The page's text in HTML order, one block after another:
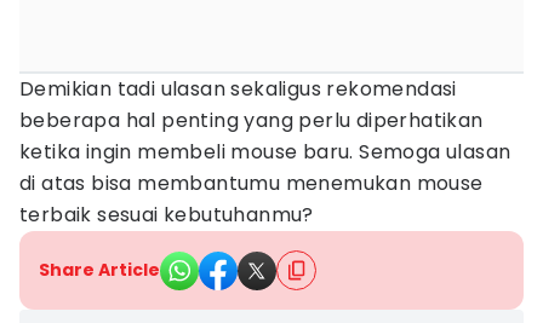
Demikian tadi ulasan sekaligus rekomendasi
beberapa hal penting yang perlu diperhatikan
ketika ingin membeli mouse baru. Semoga ulasan
di atas bisa membantumu menemukan mouse
terbaik sesuai kebutuhanmu?
Share Article